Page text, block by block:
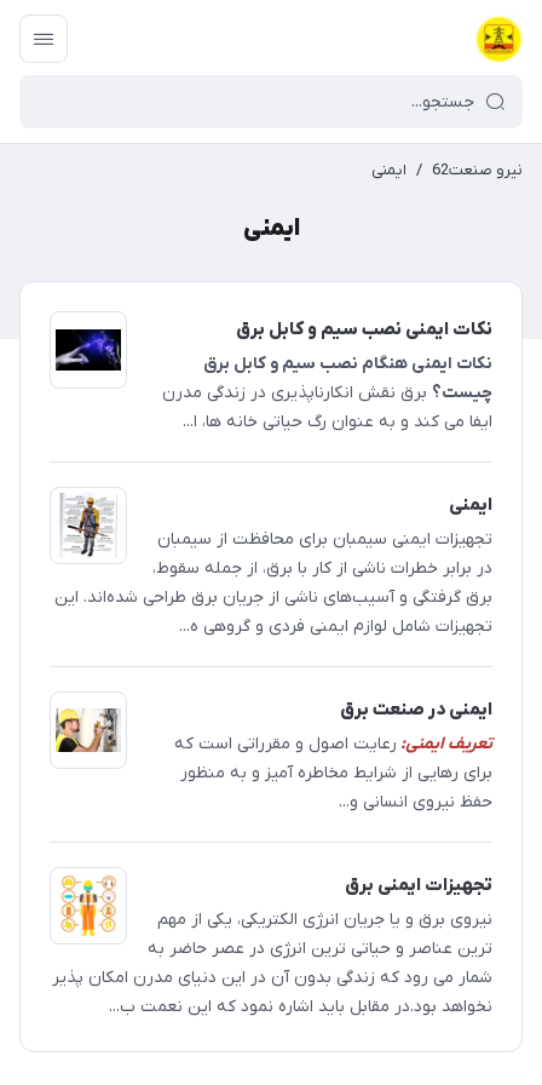
نیرو صنعت62 / ایمنی
ایمنی
نکات ایمنی نصب سیم و کابل برق
نکات ایمنی هنگام نصب سیم و کابل برق
چیست؟ برق نقش انکارناپذیری در زندگی مدرن
ایفا می کند و به عنوان رگ حیاتی خانه ها، ا...
ایمنی
تجهیزات ایمنی سیمبان برای محافظت از سیمبان
در برابر خطرات ناشی از کار با برق، از جمله سقوط،
برق گرفتگی و آسیب‌های ناشی از جریان برق طراحی شده‌اند. این
تجهیزات شامل لوازم ایمنی فردی و گروهی ه...
ایمنی در صنعت برق
تعریف ایمنی: رعایت اصول و مقرراتی است که
برای رهایی از شرایط مخاطره آمیز و به منظور
حفظ نیروی انسانی و...
تجهیزات ایمنی برق
نیروی برق و یا جریان انرژی الکتریکی، یکی از مهم
ترین عناصر و حیاتی ترین انرژی در عصر حاضر به
شمار می رود که زندگی بدون آن در این دنیای مدرن امکان پذیر
نخواهد بود.در مقابل باید اشاره نمود که این نعمت ب...